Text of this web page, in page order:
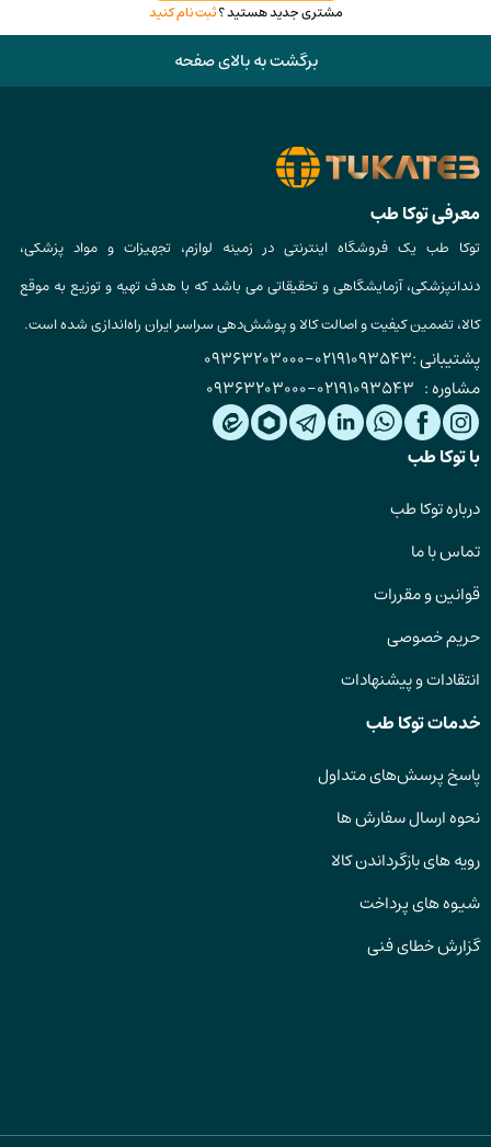
مشتری جدید هستید ؟ثبت نام کنید
برگشت به بالای صفحه
معرفی توکا طب
توکا طب یک فروشگاه اینترنتی در زمینه لوازم، تجهیزات و مواد پزشکی،
دندانپزشکی، آزمایشگاهی و تحقیقاتی می باشد که با هدف تهیه و توزیع به موقع
کالا، تضمین کیفیت و اصالت کالا و پوشش‌دهی سراسر ایران راه‌اندازی شده است.
پشتیبانی :02191093543
-
09363203000
مشاوره : 02191093543
-
09363203000
با توکا طب
درباره توکا طب
تماس با ما
قوانین و مقررات
حریم خصوصی
انتقادات و پیشنهادات
خدمات توکا طب
پاسخ پرسش‌های متداول
نحوه ارسال سفارش ها
رویه های بازگرداندن کالا
شیوه های پرداخت
گزارش خطای فنی